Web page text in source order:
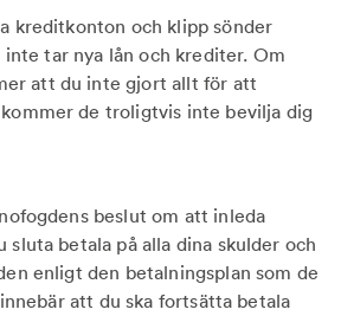
kreditkonton och klipp sönder
tar nya lån och krediter. Om
att du inte gjort allt för att
de troligtvis inte bevilja dig
beslut om att inleda
sluta betala på alla dina skulder och
enligt den betalningsplan som de
att du ska fortsätta betala